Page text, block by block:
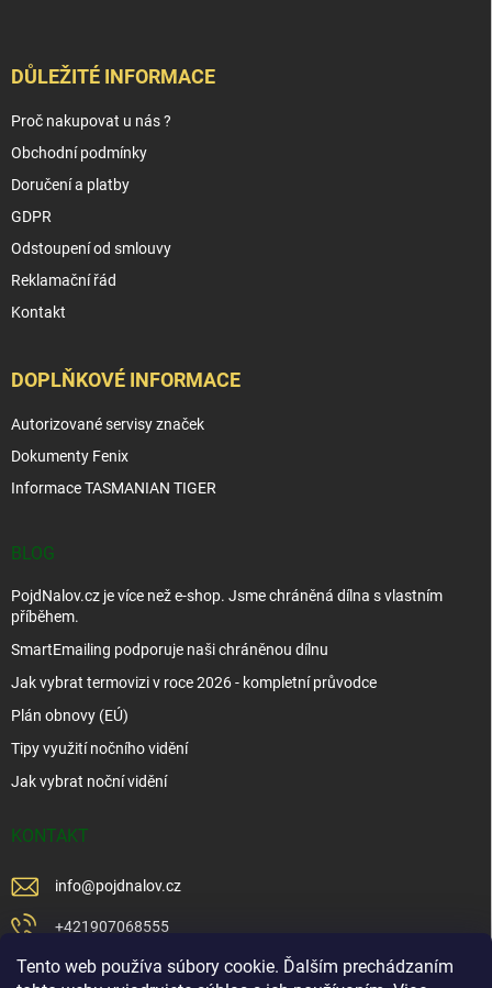
Tento web používa súbory cookie. Ďalším prechádzaním
DŮLEŽITÉ INFORMACE
Proč nakupovat u nás ?
Obchodní podmínky
Doručení a platby
GDPR
Odstoupení od smlouvy
Reklamační řád
Kontakt
DOPLŇKOVÉ INFORMACE
Autorizované servisy značek
Dokumenty Fenix
Informace TASMANIAN TIGER
BLOG
PojdNalov.cz je více než e-shop. Jsme chráněná dílna s vlastním
příběhem.
SmartEmailing podporuje naši chráněnou dílnu
Jak vybrat termovizi v roce 2026 - kompletní průvodce
Plán obnovy (EÚ)
Tipy využití nočního vidění
Jak vybrat noční vidění
KONTAKT
info@pojdnalov.cz
+421907068555
+421902479599